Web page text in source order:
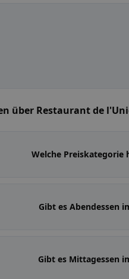
über Restaurant de
Welche Preiskategorie
Gibt es Abendessen
Gibt es Mittagessen